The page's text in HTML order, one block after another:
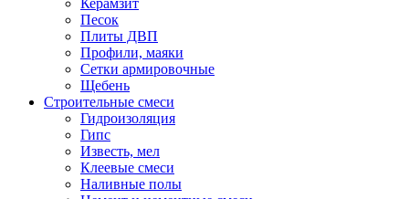
Керамзит
Песок
Плиты ДВП
Профили, маяки
Сетки армировочные
Щебень
Строительные смеси
Гидроизоляция
Гипс
Известь, мел
Клеевые смеси
Наливные полы